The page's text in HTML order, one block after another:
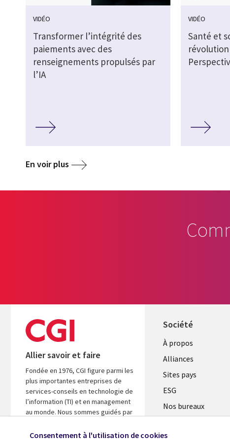
VIDÉO
Transformer l’intégrité des
paiements avec des
renseignements propulsés par
l’IA
VIDÉO
Santé et
En voir plus
Allier savoir et faire
Fondée en 1976, CGI figure parmi les
plus importantes entreprises de
services-conseils en technologie de
l’information (TI) et en management
au monde. Nous sommes guidés par
d’accélérer le rendement de vos
Société
À propos
Alliances
Sites pays
ESG
Nos bureaux
Salle de presse
Consentement à l'utilisation de cookies